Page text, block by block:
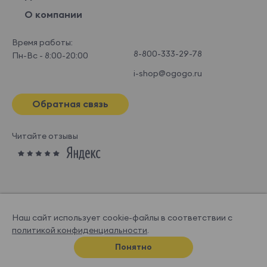
О компании
Время работы:
Пн-Вс - 8:00-20:00
8-800-333-29-78
i-shop@ogogo.ru
Обратная связь
Читайте отзывы
© OGOGOHOME, 2026
Спроектировано и нарисовано вСупрематике
Наш сайт использует cookie-файлы в соответствии с
политикой конфиденциальности.
Понятно